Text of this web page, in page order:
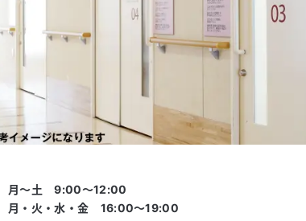
月～土 9:00〜12:00
月・火・水・金 16:00〜19:00